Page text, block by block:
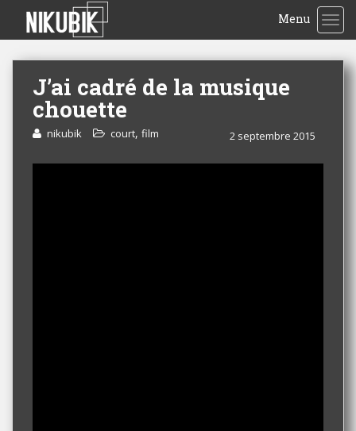
Menu
J’ai cadré de la musique
chouette
2 septembre 2015
nikubik court, film